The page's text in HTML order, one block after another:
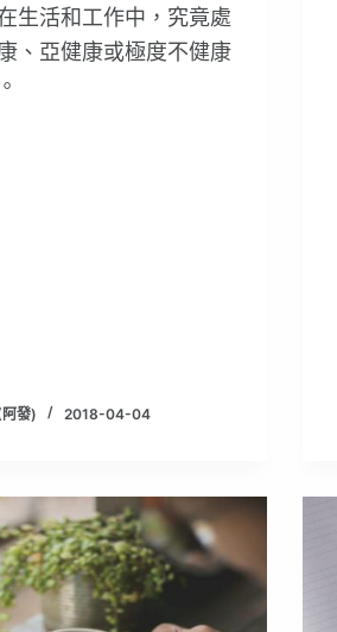
生活和工作中，究竟處
、亞健康或極度不健康
發) 2018-04-04